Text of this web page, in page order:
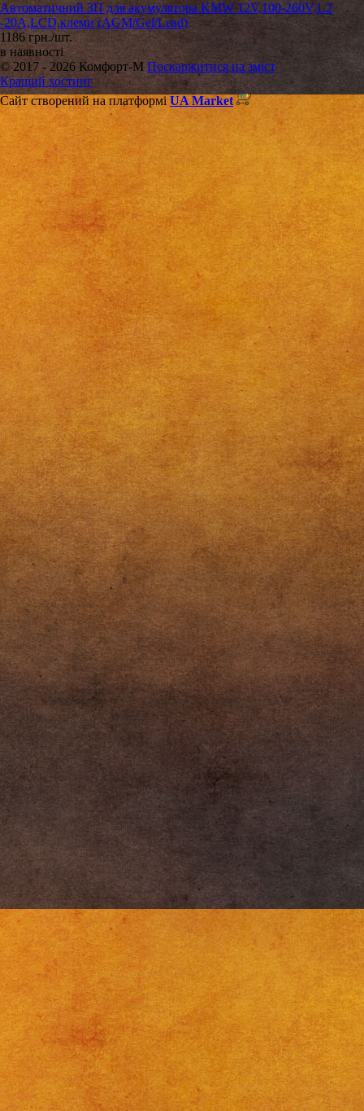
Автоматичний ЗП для акумулятора KMW 12V,100-260V,1.2
-20А,LCD,клеми (AGM/Gel/Lead)
1186 грн./шт.
в наявності
© 2017 - 2026 Комфорт-М Поскаржитися на зміст
Кращий хостинг
Сайт створений на платформі UA Market